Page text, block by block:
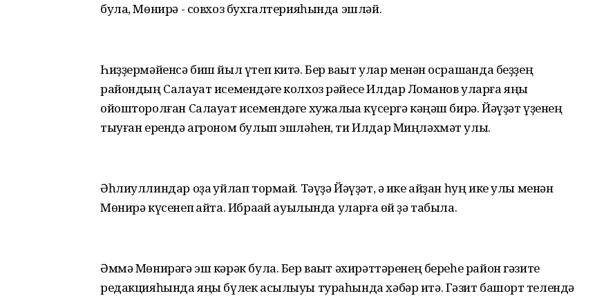
була, Мөнирә - совхоз бухгалтерияһында эшләй.
Һиҙҙермәйенсә биш йыл үтеп китә. Бер ваҡыт улар менән осрашҡанда беҙҙең
райондың Салауат исемендәге колхоз рәйесе Илдар Лоҡманов уларға яңы
ойошторолған Салауат исемендәге хужалыҡҡа күсергә кәңәш бирә. Йәүҙәт үҙенең
тыуған ерендә агроном булып эшләһен, ти Илдар Миңләхмәт улы.
Әһлиуллиндар оҙаҡ уйлап тормай. Тәүҙә Йәүҙәт, ә ике айҙан һуң ике улы менән
Мөнирә күсенеп ҡайта. Ибраҡай ауылында уларға өй ҙә табыла.
Әммә Мөнирәгә эш кәрәк була. Бер ваҡыт әхирәттәренең береһе район гәзите
редакцияһында яңы бүлек асылыуы тураһында хәбәр итә. Гәзит башҡорт телендә